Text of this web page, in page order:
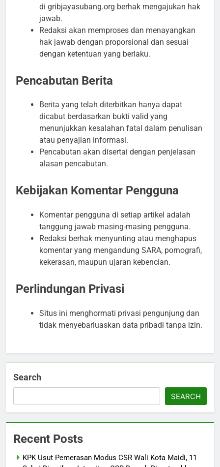
di gribjayasubang.org berhak mengajukan hak
jawab.
Redaksi akan memproses dan menayangkan
hak jawab dengan proporsional dan sesuai
dengan ketentuan yang berlaku.
Pencabutan Berita
Berita yang telah diterbitkan hanya dapat
dicabut berdasarkan bukti valid yang
menunjukkan kesalahan fatal dalam penulisan
atau penyajian informasi.
Pencabutan akan disertai dengan penjelasan
alasan pencabutan.
Kebijakan Komentar Pengguna
Komentar pengguna di setiap artikel adalah
tanggung jawab masing-masing pengguna.
Redaksi berhak menyunting atau menghapus
komentar yang mengandung SARA, pornografi,
kekerasan, maupun ujaran kebencian.
Perlindungan Privasi
Situs ini menghormati privasi pengunjung dan
tidak menyebarluaskan data pribadi tanpa izin.
Search
SEARCH
Recent Posts
KPK Usut Pemerasan Modus CSR Wali Kota Maidi, 11